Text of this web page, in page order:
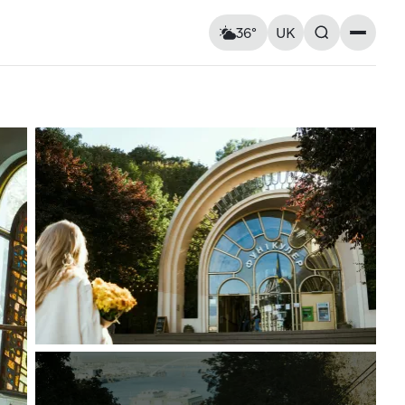
36° UK
Архітектура
Вулиці та площі
Мурали
Пам’ятники
на
пам’ять
Практичні поради
Повітряна тривога
Карта укриттів
Метро Києва
Корисні застосунки для
туристів
Правила в’їзду до України
Вологість: 33%
Вт11
18° — 34°
Ср12
15° — 22°